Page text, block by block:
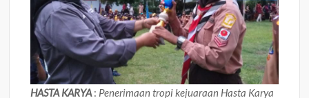
HASTA KARYA: Penerimaan tropi kejuaraan Hasta Karya